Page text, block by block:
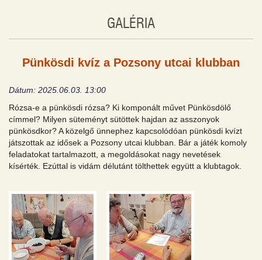
GALÉRIA
Pünkösdi kvíz a Pozsony utcai klubban
Dátum: 2025.06.03. 13:00
Rózsa-e a pünkösdi rózsa? Ki komponált művet Pünkösdölő
címmel? Milyen süteményt sütöttek hajdan az asszonyok
pünkösdkor? A közelgő ünnephez kapcsolódóan pünkösdi kvízt
játszottak az idősek a Pozsony utcai klubban. Bár a játék komoly
feladatokat tartalmazott, a megoldásokat nagy nevetések
kísérték. Ezúttal is vidám délutánt tölthettek együtt a klubtagok.